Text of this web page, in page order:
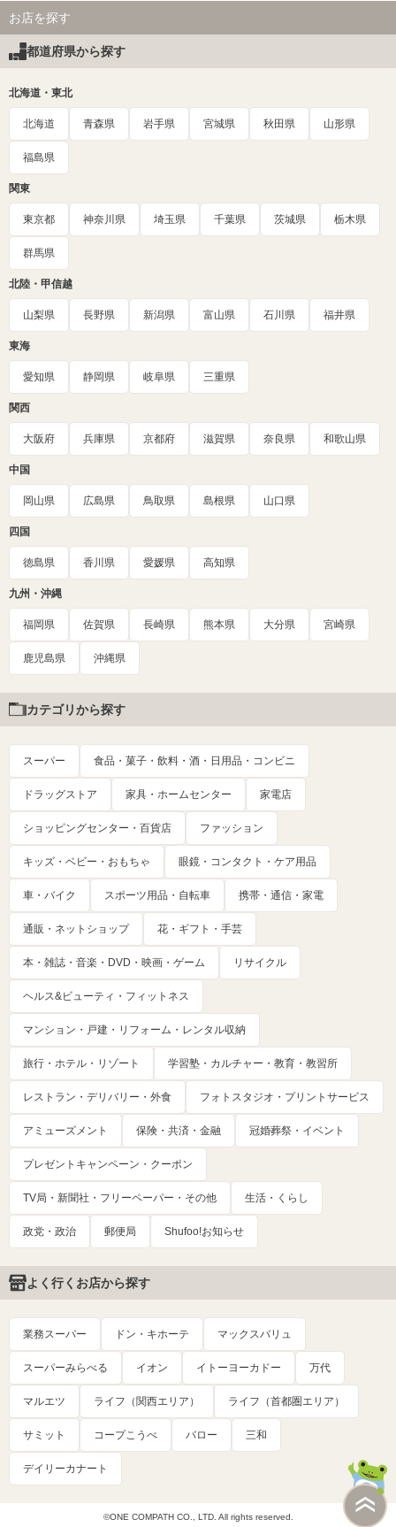
お店を探す
都道府県から探す
北海道・東北
北海道 青森県 岩手県 宮城県 秋田県 山形県
福島県
関東
東京都 神奈川県 埼玉県 千葉県 茨城県 栃木県
群馬県
北陸・甲信越
山梨県 長野県 新潟県 富山県 石川県 福井県
東海
愛知県 静岡県 岐阜県 三重県
関西
大阪府 兵庫県 京都府 滋賀県 奈良県 和歌山県
中国
岡山県 広島県 鳥取県 島根県 山口県
四国
徳島県 香川県 愛媛県 高知県
九州・沖縄
福岡県 佐賀県 長崎県 熊本県 大分県 宮崎県
鹿児島県 沖縄県
カテゴリから探す
スーパー 食品・菓子・飲料・酒・日用品・コンビニ
ドラッグストア 家具・ホームセンター 家電店
ショッピングセンター・百貨店 ファッション
キッズ・ベビー・おもちゃ 眼鏡・コンタクト・ケア用品
車・バイク スポーツ用品・自転車 携帯・通信・家電
通販・ネットショップ 花・ギフト・手芸
本・雑誌・音楽・DVD・映画・ゲーム リサイクル
ヘルス&ビューティ・フィットネス
マンション・戸建・リフォーム・レンタル収納
旅行・ホテル・リゾート 学習塾・カルチャー・教育・教習所
レストラン・デリバリー・外食 フォトスタジオ・プリントサービス
アミューズメント 保険・共済・金融 冠婚葬祭・イベント
プレゼントキャンペーン・クーポン
TV局・新聞社・フリーペーパー・その他 生活・くらし
政党・政治 郵便局 Shufoo!お知らせ
よく行くお店から探す
業務スーパー ドン・キホーテ マックスバリュ
スーパーみらべる イオン イトーヨーカドー 万代
マルエツ ライフ（関西エリア） ライフ（首都圏エリア）
サミット コープこうべ バロー 三和
デイリーカナート
©ONE COMPATH CO., LTD. All rights reserved.